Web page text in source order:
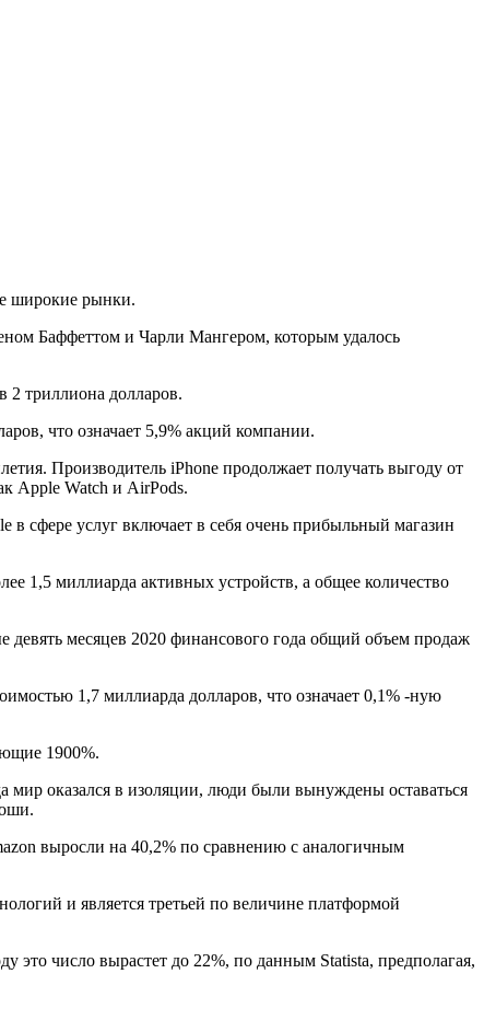
широкие рынки.
Баффеттом и Чарли Мангером, которым удалось
2 триллиона долларов.
что означает 5,9% акций компании.
Производитель iPhone продолжает получать выгоду от
Apple Watch и AirPods.
сфере услуг включает в себя очень прибыльный магазин
1,5 миллиарда активных устройств, а общее количество
девять месяцев 2020 финансового года общий объем продаж
1,7 миллиарда долларов, что означает 0,1% -ную
1900%.
оказался в изоляции, люди были вынуждены оставаться
выросли на 40,2% по сравнению с аналогичным
и является третьей по величине платформой
это число вырастет до 22%, по данным Statista, предполагая,